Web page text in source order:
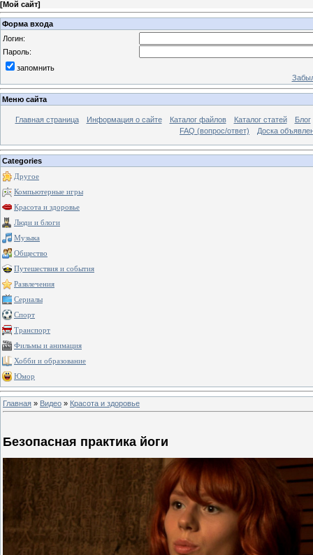
[Мой сайт]
Форма входа
Логин:
Пароль:
запомнить
Меню сайта
Главная страница Информация о сайте Каталог файлов Каталог статей
Блог
FAQ (вопрос/ответ)
Доска
Categories
Другое
Компьютерные игры
Красота и здоровье
Люди и блоги
Музыка
Общество
Путешествия и события
Развлечения
Сериалы
Спорт
Транспорт
Фильмы и анимация
Хобби и образование
Юмор
Главная » Видео » Красота и здоровье
Безопасная практика йоги